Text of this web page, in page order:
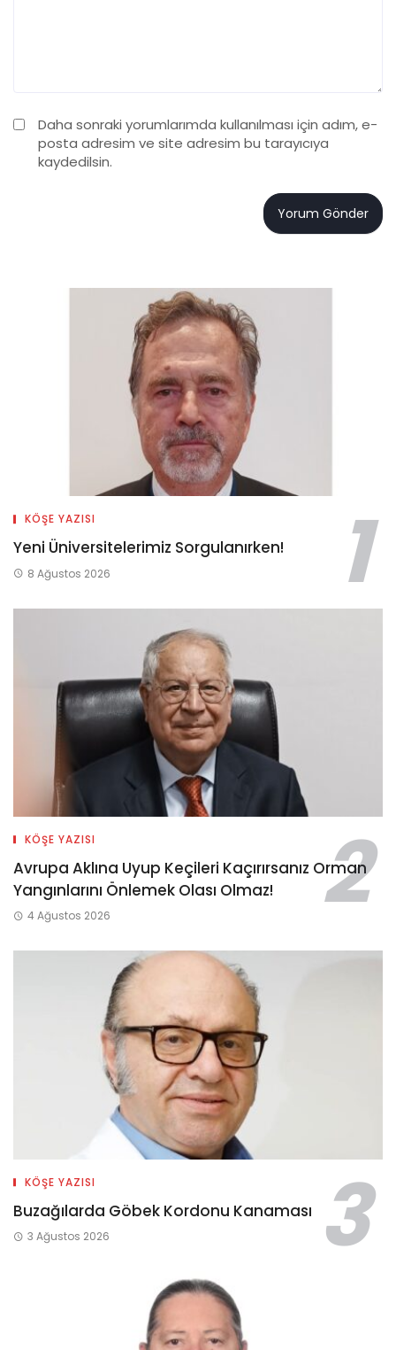
Daha sonraki yorumlarımda kullanılması için adım, e-
posta adresim ve site adresim bu tarayıcıya
kaydedilsin.
KÖŞE YAZISI
Yeni Üniversitelerimiz Sorgulanırken!
8 Ağustos 2026
KÖŞE YAZISI
Avrupa Aklına Uyup Keçileri Kaçırırsanız Orman
Yangınlarını Önlemek Olası Olmaz!
4 Ağustos 2026
KÖŞE YAZISI
Buzağılarda Göbek Kordonu Kanaması
3 Ağustos 2026